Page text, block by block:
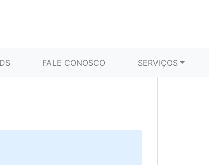
FALE CONOSCO SERVIÇOS